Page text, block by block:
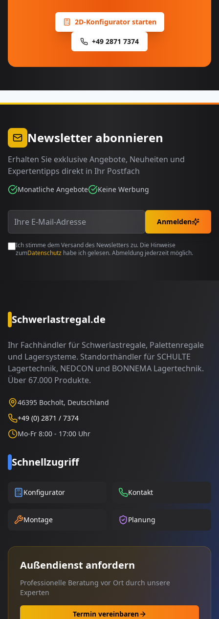
2D-Konfigurator starten
+49 2871 7374
Newsletter abonnieren
Erhalten Sie exklusive Angebote, Neuheiten und
Expertentipps direkt in Ihr Postfach
Monatliche Angebote Keine Werbung
Anmelden
Ich stimme dem Versand des Newsletters zu. Die Hinweise
zumDatenschutz habe ich gelesen. Abmeldung jederzeit möglich.
Schwerlastregal.de
Ihr Fachhändler für Schwerlastregale, Palettenregale
und Lagersysteme. Standorthändler für SCHULTE
Lagertechnik, NEDCON und BONNEMA Lagertechnik.
Über 67.000 Produkte.
46395 Bocholt, Deutschland
+49 (0) 2871 / 7374
Mo-Fr 8:00 - 17:00 Uhr
Schnellzugriff
Konfigurator Kontakt
Montage Planung
Außendienst anfordern
Professionelle Beratung vor Ort durch unsere
Experten
Termin vereinbaren